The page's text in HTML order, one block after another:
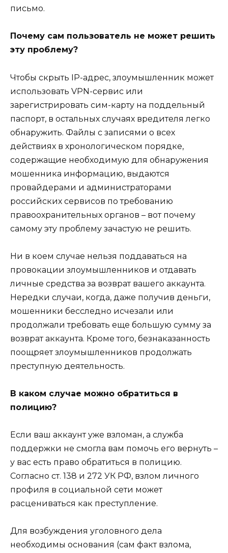
письмо.
Почему сам пользователь не может решить
эту проблему?
Чтобы скрыть IP-адрес, злоумышленник может
использовать VPN-сервис или
зарегистрировать сим-карту на поддельный
паспорт, в остальных случаях вредителя легко
обнаружить. Файлы с записями о всех
действиях в хронологическом порядке,
содержащие необходимую для обнаружения
мошенника информацию, выдаются
провайдерами и администраторами
российских сервисов по требованию
правоохранительных органов – вот почему
самому эту проблему зачастую не решить.
Ни в коем случае нельзя поддаваться на
провокации злоумышленников и отдавать
личные средства за возврат вашего аккаунта.
Нередки случаи, когда, даже получив деньги,
мошенники бесследно исчезали или
продолжали требовать еще большую сумму за
возврат аккаунта. Кроме того, безнаказанность
поощряет злоумышленников продолжать
преступную деятельность.
В каком случае можно обратиться в
полицию?
Если ваш аккаунт уже взломан, а служба
поддержки не смогла вам помочь его вернуть –
у вас есть право обратиться в полицию.
Согласно ст. 138 и 272 УК РФ, взлом личного
профиля в социальной сети может
расцениваться как преступление.
Для возбуждения уголовного дела
необходимы основания (сам факт взлома,